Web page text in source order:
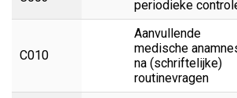
periodieke
C010
Aanvullende
medische
na (schriftelijke)
routinevragen